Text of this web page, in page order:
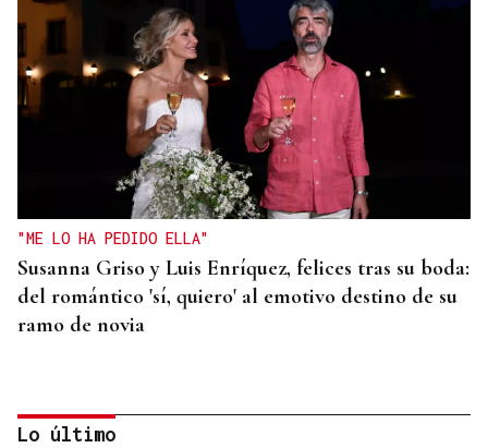
"ME LO HA PEDIDO ELLA"
Susanna Griso y Luis Enríquez, felices tras su boda:
del romántico 'sí, quiero' al emotivo destino de su
ramo de novia
Lo último